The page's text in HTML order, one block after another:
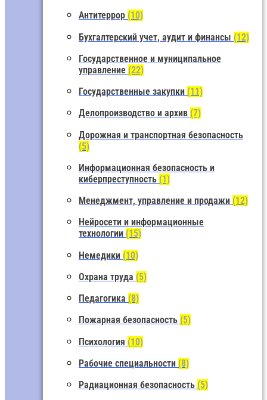
Антитеррор (10)
Бухгалтерский учет, аудит и финансы (12)
Государственное и муниципальное
управление (22)
Государственные закупки (11)
Делопроизводство и архив (7)
Дорожная и транспортная безопасность
(5)
Информационная безопасность и
киберпреступность (1)
Менеджмент, управление и продажи (12)
Нейросети и информационные
технологии (15)
Немедики (10)
Охрана труда (5)
Педагогика (8)
Пожарная безопасность (5)
Психология (10)
Рабочие специальности (8)
Радиационная безопасность (5)